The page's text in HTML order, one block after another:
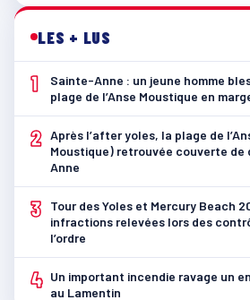
LES + LUS
1
Sainte-Anne : un jeune homme
plage de l’Anse Moustique en
2 Après l’after yoles, la plage de
Moustique) retrouvée couverte
Anne
3
Tour des Yoles et Mercury Beach
infractions relevées lors des
l’ordre
4 Un important incendie ravage un
au Lamentin